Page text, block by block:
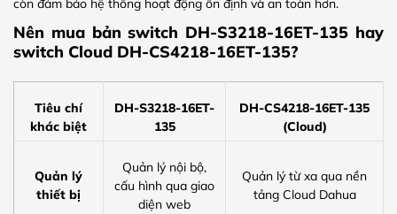
còn đảm bảo hệ thống hoạt động ổn định và an toàn hơn.
Nên mua bản switch DH-S3218-16ET-135 hay
switch Cloud DH-CS4218-16ET-135?
Tiêu chí
khác biệt
DH-S3218-16ET-
135
DH-CS4218-16ET-135
(Cloud)
Quản lý
thiết bị
Quản lý nội bộ,
cấu hình qua giao
diện web
Quản lý từ xa qua nền
tảng Cloud Dahua